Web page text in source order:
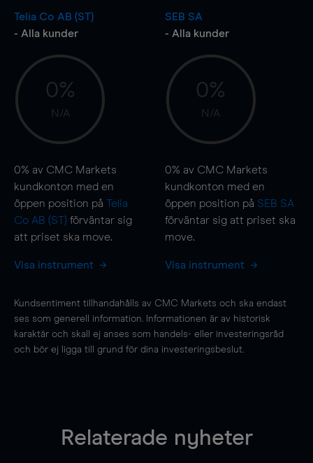
Telia Co AB (ST)
- Alla kunder
0%
N/A
0% av CMC Markets
kundkonton med en
öppen position på Telia
Co AB (ST) förväntar sig
att priset ska move.
Visa instrument
SEB SA
- Alla kunder
0%
N/A
0% av CMC Markets
kundkonton med en
öppen position på SEB SA
förväntar sig att priset ska
move.
Visa instrument
Kundsentiment tillhandahålls av CMC Markets och ska endast
ses som generell information. Informationen är av historisk
karaktär och skall ej anses som handels- eller investeringsråd
och bör ej ligga till grund för dina investeringsbeslut.
Relaterade nyheter